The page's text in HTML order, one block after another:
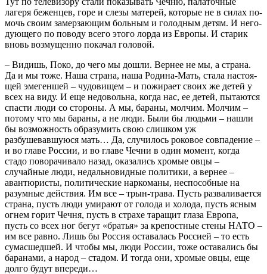
лагеря беженцев, горе и слезы матерей, которые не в силах по­
мочь своим замерзающим больным и голодным детям. И него­
дующего по поводу всего этого лорда из Европы. И старик
вновь возмущенно покачал головой.
– Видишь, Поко, до чего мы дошли. Вернее не мы, а страна.
Да и мы тоже. Наша страна, наша Родина-Мать, стала настоя­
щей эмегеншей – чудовищем – и пожирает своих же детей у
всех на виду. И еще недовольна, когда нас, ее детей, пытаются
спа­сти люди со стороны. А мы, бараны, молчим. Молчим –
потому что мы бараны, а не люди. Были бы людьми – нашли
бы воз­можность образумить свою слишком уж
разбушевавшуюся мать… Да, случилось роковое совпадение –
и во главе России, и во главе Чечни в один момент, когда
стадо поворачивало на­зад, оказались хромые овцы –
случайные люди, недальновид­ные политики, а вернее –
авантюристы, политические наркома­ны, неспособные на
разумные действия. Им все – трын-трава. Пусть разваливается
страна, пусть люди умирают от голода и холода, пусть ясным
огнем горит Чечня, пусть в страхе тара­щит глаза Европа,
пусть со всех ног бегут «братья» за крепост­ные стены НАТО –
им все равно. Лишь бы Россия оставалась Россией – то есть
сумасшедшей. И чтобы мы, люди России, тоже оставались бы
баранами, а народ – стадом. И тогда они, хро­мые овцы, еще
долго будут впереди…